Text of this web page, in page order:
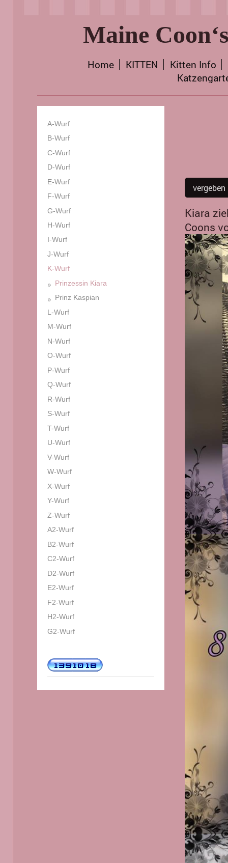
Maine
Home KITTEN Kitten Info
vergeben
Kiara
Coons
A-Wurf
B-Wurf
C-Wurf
D-Wurf
E-Wurf
F-Wurf
G-Wurf
H-Wurf
I-Wurf
J-Wurf
K-Wurf
Prinzessin Kiara
Prinz Kaspian
L-Wurf
M-Wurf
N-Wurf
O-Wurf
P-Wurf
Q-Wurf
R-Wurf
S-Wurf
T-Wurf
U-Wurf
V-Wurf
W-Wurf
X-Wurf
Y-Wurf
Z-Wurf
A2-Wurf
B2-Wurf
C2-Wurf
D2-Wurf
E2-Wurf
F2-Wurf
H2-Wurf
G2-Wurf